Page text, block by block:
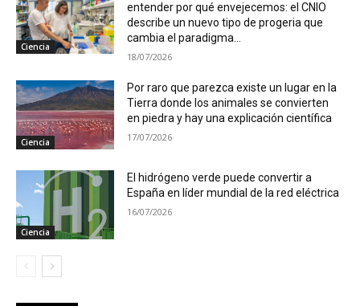
Ciencia
entender por qué envejecemos: el CNIO
describe un nuevo tipo de progeria que
cambia el paradigma...
18/07/2026
Ciencia
Por raro que parezca existe un lugar en la
Tierra donde los animales se convierten
en piedra y hay una explicación científica
17/07/2026
Ciencia
El hidrógeno verde puede convertir a
España en líder mundial de la red eléctrica
16/07/2026